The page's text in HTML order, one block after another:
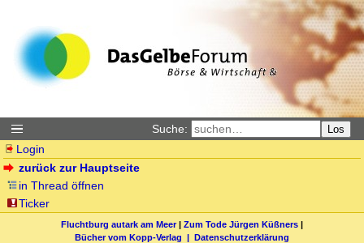
Suche: Los
Login
zurück zur Hauptseite
in Thread öffnen
Ticker
Fluchtburg autark am Meer| Zum Tode Jürgen Küßners |
Bücher vom Kopp-Verlag | Datenschutzerklärung